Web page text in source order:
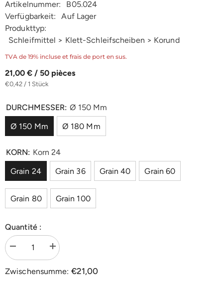
Artikelnummer:
B05.024
Verfügbarkeit:
Auf Lager
Produkttyp:
Schleifmittel > Klett-Schleifscheiben > Korund
TVA de 19% incluse et frais de port en sus.
21,00 € / 50 pièces
€0,42 / 1 Stück
DURCHMESSER: Ø 150 Mm
Ø 150 Mm
Ø 180 Mm
KORN: Korn 24
Grain 24
Grain 36 Grain 40 Grain 60
Grain 80 Grain 100
Quantité :
verringern
Korund
Menge
erhöhen
Korund
Zwischensumme: €21,00